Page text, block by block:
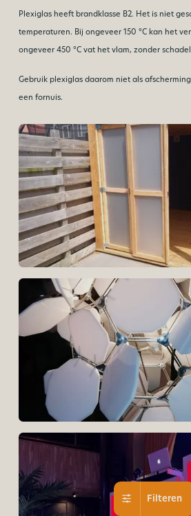
Filteren
Plexiglas heeft brandklasse B2. Het is niet
temperaturen. Bij ongeveer 150 °C kan het
ongeveer 450 °C vat het vlam, zonder
Gebruik plexiglas daarom niet als
een fornuis.